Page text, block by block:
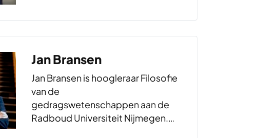
Universiteit Utrecht. Zijn
onderzoek heeft betrekking op de
liberaal-democratische
rechtsstaat en de ethische en
politieke dimensies van de…
Jan Bransen
Jan Bransen is hoogleraar Filosofie
van de
gedragswetenschappen aan de
Radboud Universiteit Nijmegen.